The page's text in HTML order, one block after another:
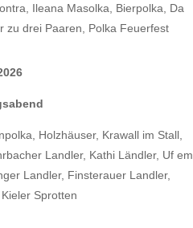
Ileana Masolka, Bierpolka, Da
zu drei Paaren, Polka Feuerfest
Holzhäuser, Krawall im Stall,
Landler, Kathi Ländler, Uf em
Landler, Finsterauer Landler,
Sprotten